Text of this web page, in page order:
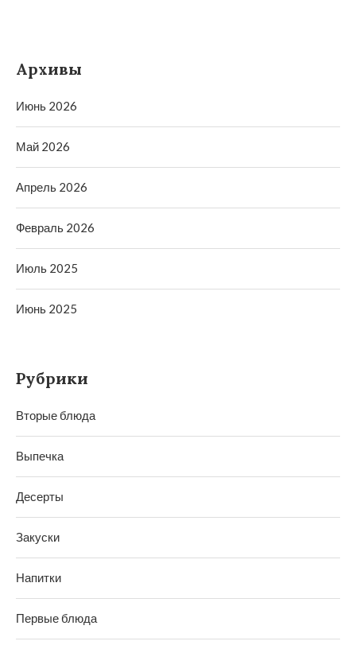
Архивы
Июнь 2026
Май 2026
Апрель 2026
Февраль 2026
Июль 2025
Июнь 2025
Рубрики
Вторые блюда
Выпечка
Десерты
Закуски
Напитки
Первые блюда